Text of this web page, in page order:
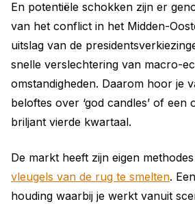
En potentiële schokken zijn er
van het conflict in het Midden-
uitslag van de
snelle verslechtering van macro-
omstandigheden. Daarom hoor je
beloftes over ‘god candles’ of een
briljant vierde kwartaal.
De markt heeft zijn eigen
vleugels van de rug te smelten.
houding waarbij je werkt vanuit